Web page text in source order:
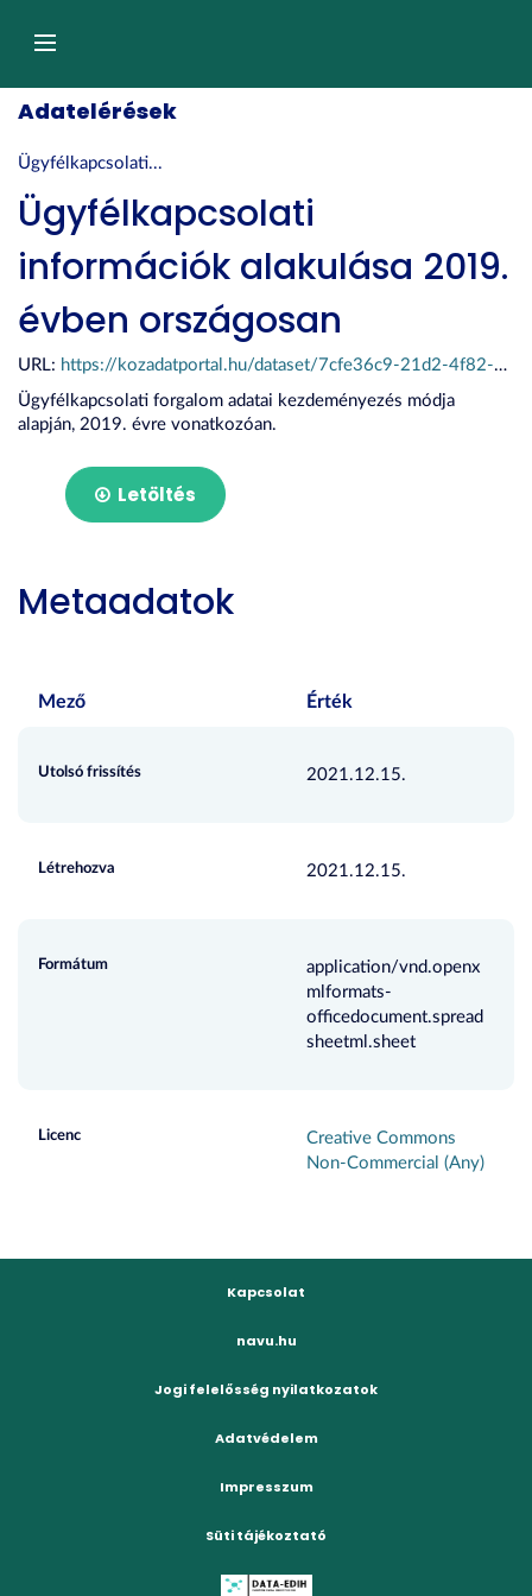
átugrásaNavigáció
Adatelérések
Ügyfélkapcsolati...
Letöltés
Ügyfélkapcsolati
információk alakulása 2019.
évben országosan
URL: https://kozadatportal.hu/dataset/7cfe36c9-21d2-4f82-bb43-be56cb909bfc/resource/82180e83-693e-49a7-9f3e-31fd4145e2e1/download/szolg-13.xlsx
Ügyfélkapcsolati forgalom adatai kezdeményezés módja
alapján, 2019. évre vonatkozóan.
Metaadatok
Mező Érték
Utolsó frissítés 2021.12.15.
Létrehozva 2021.12.15.
Formátum
application/vnd.openx
mlformats-
officedocument.spread
sheetml.sheet
Licenc
Creative Commons
Non-Commercial (Any)
Kapcsolat
navu.hu
Jogi felelősség nyilatkozatok
Adatvédelem
Impresszum
Süti tájékoztató